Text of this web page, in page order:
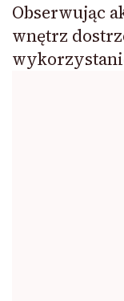
Obserwując
wnętrz